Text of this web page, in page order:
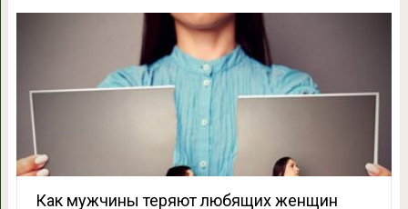
Как мужчины теряют любящих женщин